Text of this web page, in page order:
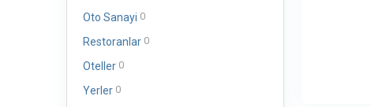
Oto Sanayi 0
Restoranlar 0
Oteller 0
Yerler 0